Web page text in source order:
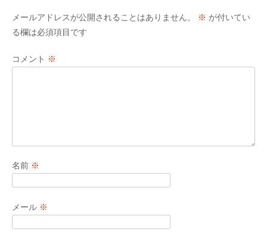
メールアドレスが公開されることはありません。 ※ が付いてい
る欄は必須項目です
コメント ※
名前 ※
メール ※